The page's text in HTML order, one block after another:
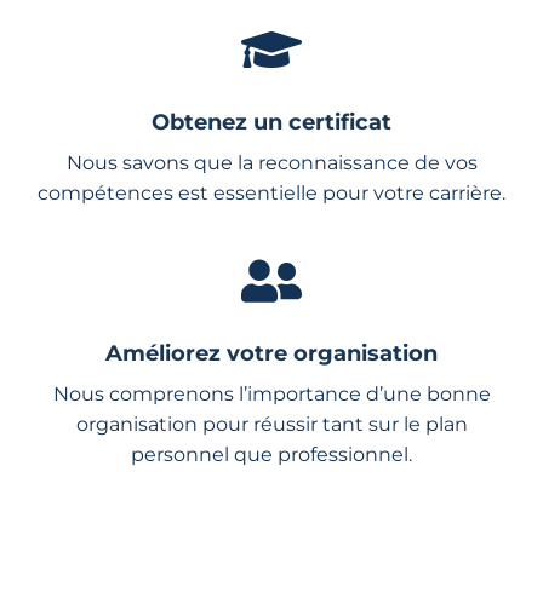
Obtenez un certificat
Nous savons que la reconnaissance de vos
compétences est essentielle pour votre carrière.
Améliorez votre organisation
Nous comprenons l’importance d’une bonne
organisation pour réussir tant sur le plan
personnel que professionnel.